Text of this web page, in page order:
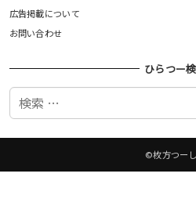
広告掲載について
お問い合わせ
ひらつー
検
©枚方つー